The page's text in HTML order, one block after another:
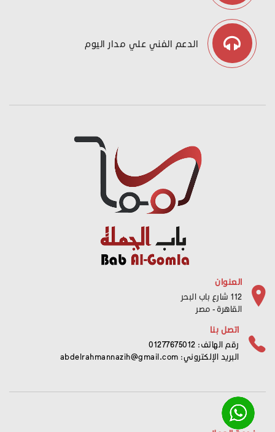
الدعم الفني علي مدار اليوم
العنوان
112 شارع باب البحر
القاهرة - مصر
اتصل بنا
رقم الهاتف: 01277675012
البريد الإلكتروني: abdelrahmannazih@gmail.com